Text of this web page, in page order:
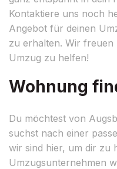
Kontaktiere uns noch
Angebot für deinen
zu erhalten. Wir freuen
Umzug zu helfen!
Wohnung
Du möchtest von
suchst nach einer
wir sind hier, um dir zu
Umzugsunternehmen